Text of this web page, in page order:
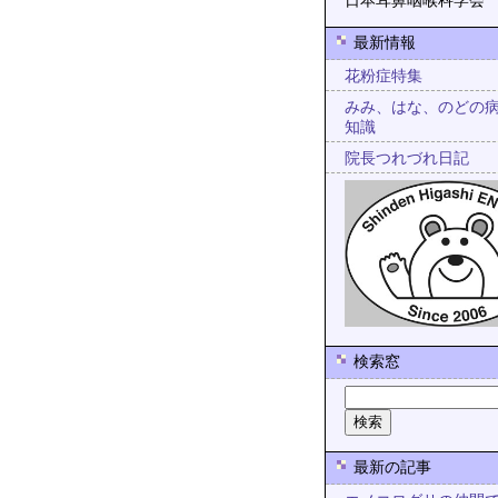
最新情報
花粉症特集
みみ、はな、のどの
知識
院長つれづれ日記
検索窓
最新の記事